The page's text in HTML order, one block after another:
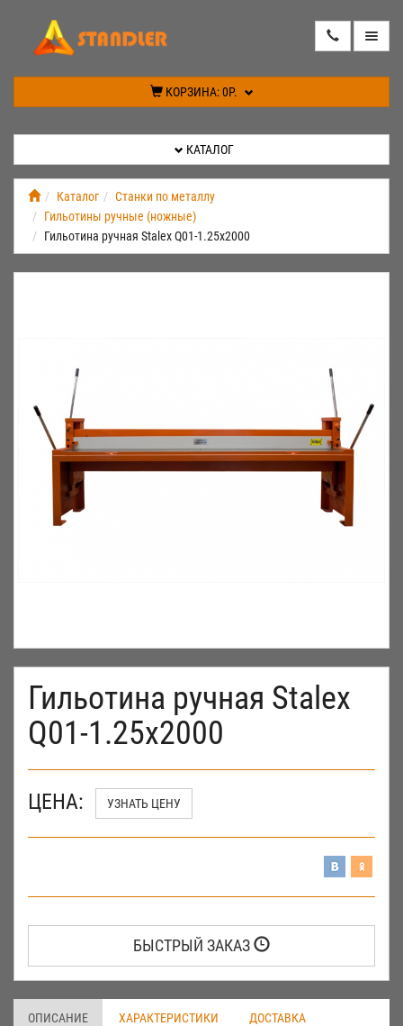
КОРЗИНА:0Р.
СПЕЦПРЕДЛОЖЕНИЕ
КАТАЛОГ
Каталог
Станки по металлу
Гильотины ручные (ножные)
Гильотина ручная Stalex Q01-1.25х2000
Гильотина ручная Stalex
Q01-1.25х2000
ЦЕНА: УЗНАТЬ ЦЕНУ
БЫСТРЫЙ ЗАКАЗ
ОПИСАНИЕ ХАРАКТЕРИСТИКИ ДОСТАВКА